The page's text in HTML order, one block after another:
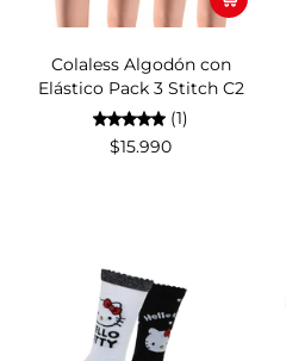
Colaless Algodón con
Elástico Pack 3 Stitch C2
(1)
$15.990